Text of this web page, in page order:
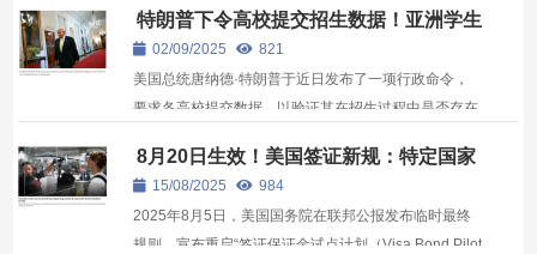
洲留学，留学预算又有限，那么澳洲有哪些一年制的教
育类硕士项目选择呢？一起来看看吧！ 澳洲一年制教
育类...
特朗普下令高校提交招生数据！亚洲学生
入学申请或面临新困境
02/09/2025
821
美国总统唐纳德·特朗普于近日发布了一项行政命令，
要求各高校提交数据，以验证其在招生过程中是否存在
新综合高等教育数据系统（IPEDS），使其数据对学生
和家长更易阅读，并“增加对院校通过IPEDS提交的数
据进行准确...
8月20日生效！美国签证新规：特定国家
游客需缴万元保证金，逾期不退
15/08/2025
984
2025年8月5日，美国国务院在联邦公报发布临时最终
规则，宣布重启“签证保证金试点计划（Visa Bond Pilot